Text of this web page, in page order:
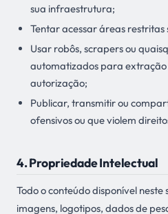
sua infraestrutura;
Tentar acessar áreas
Usar robôs, scrapers ou
automatizados para extração
autorização;
Publicar, transmitir ou
ofensivos ou que violem
4. Propriedade Intelectual
Todo o conteúdo disponível
imagens, logotipos, dados de